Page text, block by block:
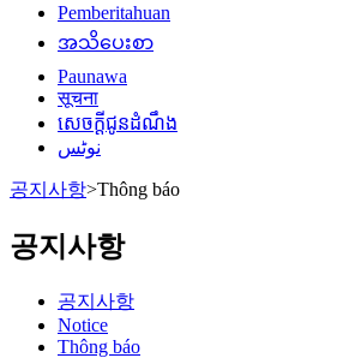
Pemberitahuan
အသိပေးစာ
Paunawa
सूचना
សេចក្តីជូនដំណឹង
نوٹس
공지사항>Thông báo
공지사항
공지사항
Notice
Thông báo